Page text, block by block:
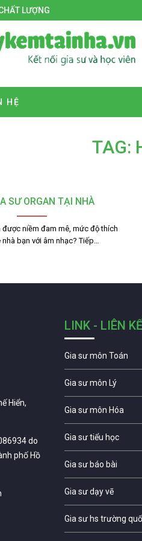
LƯỢNG
HỆ
TAG:
SƯ ORGAN TẠI NHÀ
được niềm đam mê, mức độ thích
bạn với âm nhạc? Tiếp…
Hiển,
do
phố Hồ
LINK - LIÊN
Gia sư môn Toán
Gia sư môn Lý
Gia sư môn Hóa
Gia sư tiểu học
Gia sư báo bài
Gia sư dạy vẽ
Gia sư hs trường